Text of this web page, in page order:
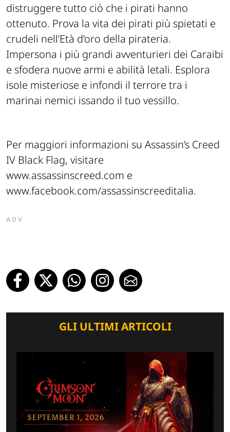
distruggere tutto ciò che i pirati hanno
ottenuto. Prova la vita dei pirati più spietati e
crudeli nell’Età d’oro della pirateria.
Impersona i più grandi avventurieri dei Caraibi
e sfodera nuove armi e abilità letali. Esplora
isole misteriose e infondi il terrore tra i
marinai nemici issando il tuo vessillo.
Per maggiori informazioni su Assassin’s Creed
IV Black Flag, visitare
www.assassinscreed.com e
www.facebook.com/assassinscreeditalia.
ADV
GLI ULTIMI ARTICOLI